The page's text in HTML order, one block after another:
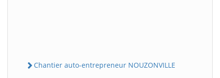
Chantier auto-entrepreneur NOUZONVILLE